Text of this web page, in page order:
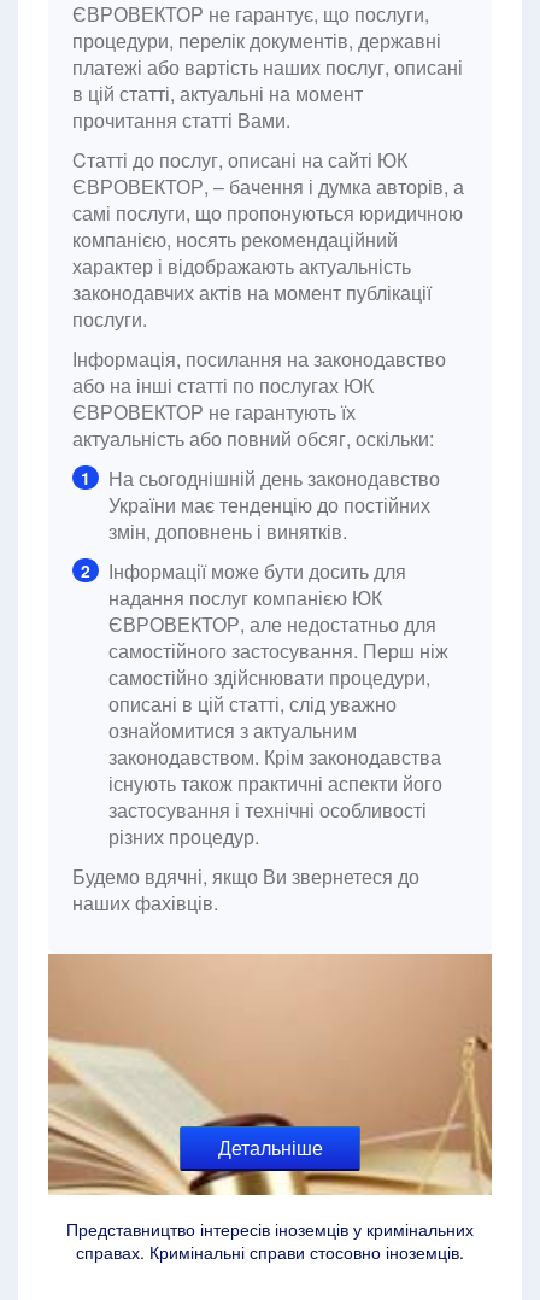
ЄВРОВЕКТОР не гарантує, що послуги,
процедури, перелік документів, державні
платежі або вартість наших послуг, описані
в цій статті, актуальні на момент
прочитання статті Вами.
Cтатті до послуг, описані на сайті ЮК
ЄВРОВЕКТОР, – бачення і думка авторів, а
самі послуги, що пропонуються юридичною
компанією, носять рекомендаційний
характер і відображають актуальність
законодавчих актів на момент публікації
послуги.
Інформація, посилання на законодавство
або на інші статті по послугах ЮК
ЄВРОВЕКТОР не гарантують їх
актуальність або повний обсяг, оскільки:
1
На сьогоднішній день законодавство
України має тенденцію до постійних
змін, доповнень і винятків.
2
Інформації може бути досить для
надання послуг компанією ЮК
ЄВРОВЕКТОР, але недостатньо для
самостійного застосування. Перш ніж
самостійно здійснювати процедури,
описані в цій статті, слід уважно
ознайомитися з актуальним
законодавством. Крім законодавства
існують також практичні аспекти його
застосування і технічні особливості
різних процедур.
Будемо вдячні, якщо Ви звернетеся до
наших фахівців.
Детальніше
Представництво інтересів іноземців у кримінальних
справах. Кримінальні справи стосовно іноземців.